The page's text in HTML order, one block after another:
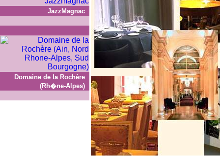
JazzMagnac
Domaine de la Rochère
(Rh�ne-Alpes)